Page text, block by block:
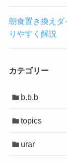
朝食置き換え
りやすく解説
カテゴリー
b.b.b
topics
urar